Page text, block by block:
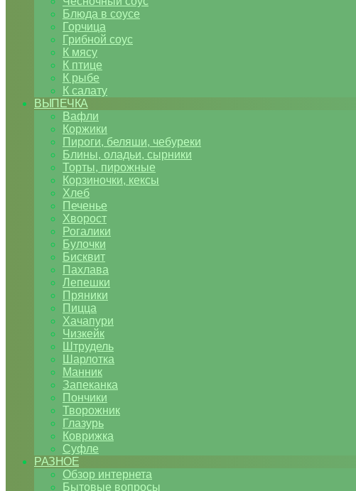
Блюда в соусе
Горчица
Грибной соус
К мясу
К птице
К рыбе
К салату
ВЫПЕЧКА
Вафли
Коржики
Пироги, беляши, чебуреки
Блины, оладьи, сырники
Торты, пирожные
Корзиночки, кексы
Хлеб
Печенье
Хворост
Рогалики
Булочки
Бисквит
Пахлава
Лепешки
Пряники
Пицца
Хачапури
Чизкейк
Штрудель
Шарлотка
Манник
Запеканка
Пончики
Творожник
Глазурь
Коврижка
Суфле
РАЗНОЕ
Обзор интернета
Бытовые вопросы